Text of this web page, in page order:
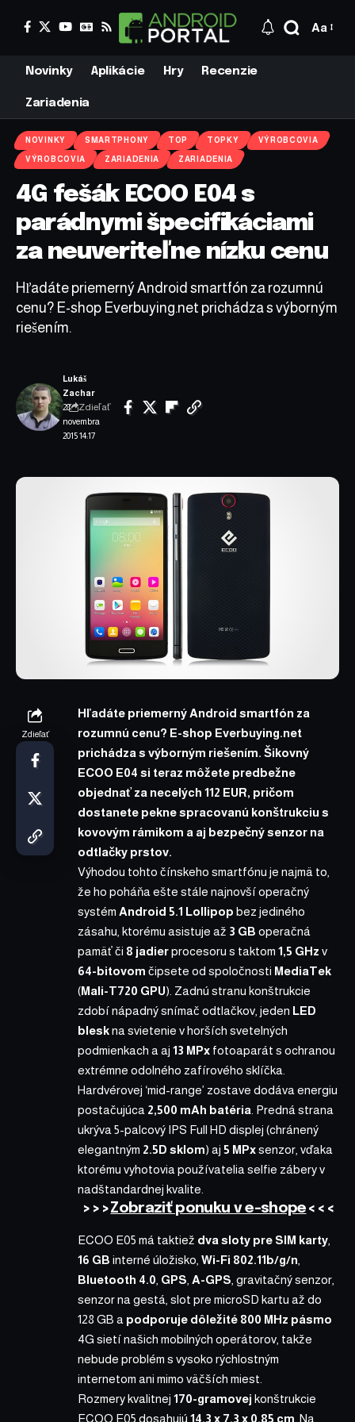
Aa
Novinky Aplikácie Hry Recenzie
Zariadenia
NOVINKY SMARTPHONY TOP TOPKY VÝROBCOVIA
VÝROBCOVIA ZARIADENIA ZARIADENIA
4G fešák ECOO E04 s
parádnymi špecifikáciami
za neuveriteľne nízku cenu
Hľadáte priemerný Android smartfón za rozumnú
cenu? E-shop Everbuying.net prichádza s výborným
riešením.
28.
novembra
2015 14:17
Lukáš
Zachar
Zdieľať
Zdieľať
Hľadáte priemerný Android smartfón za
rozumnú cenu? E-shop Everbuying.net
prichádza s výborným riešením. Šikovný
ECOO E04 si teraz môžete predbežne
objednať za necelých 112 EUR, pričom
dostanete pekne spracovanú konštrukciu s
kovovým rámikom a aj bezpečný senzor na
odtlačky prstov.
Výhodou tohto čínskeho smartfónu je najmä to,
že ho poháňa ešte stále najnovší operačný
systém Android 5.1 Lollipop bez jediného
zásahu, ktorému asistuje až 3 GB operačná
pamäť či 8 jadierprocesoru s taktom 1,5 GHz v
64-bitovom čipsete od spoločnosti MediaTek
(Mali-T720 GPU). Zadnú stranu konštrukcie
zdobí nápadný snímač odtlačkov, jeden LED
bleskna svietenie v horších svetelných
podmienkach a aj 13 MPx fotoaparát s ochranou
extrémne odolného zafírového sklíčka.
Hardvérovej ‘mid-range’ zostave dodáva energiu
postačujúca 2,500 mAh batéria . Predná strana
ukrýva 5-palcový IPS Full HD displej (chránený
elegantným 2.5D sklom) aj 5 MPxsenzor, vďaka
ktorému vyhotovia používatelia selfie zábery v
nadštandardnej kvalite.
>>>Zobraziť ponuku v e-shope <<<
ECOO E05 má taktiež dva sloty pre SIM karty
16 GB interné úložisko, Wi-Fi 802.11b/g/n
Bluetooth 4.0 GPS A-GPS , gravitačný senzor,
senzor na gestá, slot pre microSD kartu až do
128 GB a podporuje dôležité 800 MHz pásmo
4G sietí našich mobilných operátorov, takže
nebude problém s vysoko rýchlostným
internetom ani mimo väčších miest.
Rozmery kvalitnej 170-gramovej konštrukcie
ECOO E05 dosahujú 14.3 x 7.3 x 0.85 cm . Na